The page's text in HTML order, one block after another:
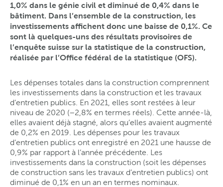
1,0% dans le génie civil et diminué de 0,4% dans le
bâtiment. Dans l’ensemble de la construction, les
investissements affichent donc une baisse de 0,1%. Ce
sont là quelques-uns des résultats provisoires de
l’enquête suisse sur la statistique de la construction,
réalisée par l’Office fédéral de la statistique (OFS).
Les dépenses totales dans la construction comprennent
les investissements dans la construction et les travaux
d’entretien publics. En 2021, elles sont restées à leur
niveau de 2020 (−2,8% en termes réels). Cette année-là,
elles avaient déjà stagné, alors qu’elles avaient augmenté
de 0,2% en 2019. Les dépenses pour les travaux
d’entretien publics ont enregistré en 2021 une hausse de
0,9% par rapport à l’année précédente. Les
investissements dans la construction (soit les dépenses
de construction sans les travaux d’entretien publics) ont
diminué de 0,1% en un an en termes nominaux.